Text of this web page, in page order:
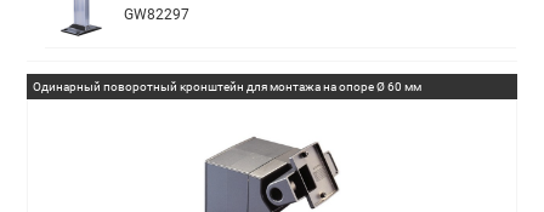
GW82297
Одинарный поворотный кронштейн для монтажа на опоре Ø 60 мм